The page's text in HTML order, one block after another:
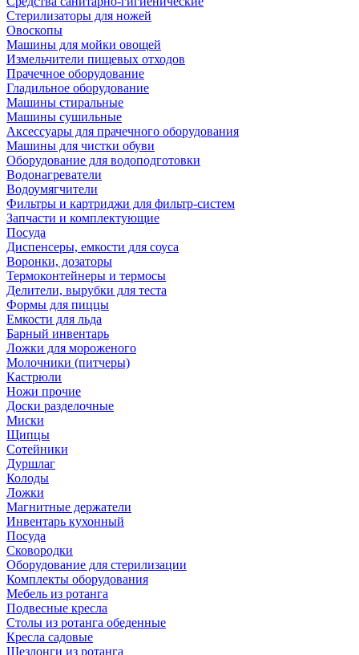
Стерилизаторы для ножей
Овоскопы
Машины для мойки овощей
Измельчители пищевых отходов
Прачечное оборудование
Гладильное оборудование
Машины стиральные
Машины сушильные
Аксессуары для прачечного оборудования
Машины для чистки обуви
Оборудование для водоподготовки
Водонагреватели
Водоумягчители
Фильтры и картриджи для фильтр-систем
Запчасти и комплектующие
Посуда
Диспенсеры, емкости для соуса
Воронки, дозаторы
Термоконтейнеры и термосы
Делители, вырубки для теста
Формы для пиццы
Емкости для льда
Барный инвентарь
Ложки для мороженого
Молочники (питчеры)
Кастрюли
Ножи прочие
Доски разделочные
Миски
Щипцы
Сотейники
Дуршлаг
Колоды
Ложки
Магнитные держатели
Инвентарь кухонный
Посуда
Сковородки
Оборудование для стерилизации
Комплекты оборудования
Мебель из ротанга
Подвесные кресла
Столы из ротанга обеденные
Кресла садовые
Шезлонги из ротанга